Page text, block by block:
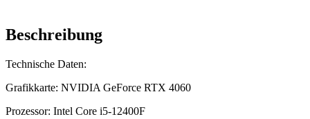
Beschreibung
Technische Daten:
Grafikkarte: NVIDIA GeForce RTX 4060
Prozessor: Intel Core i5-12400F